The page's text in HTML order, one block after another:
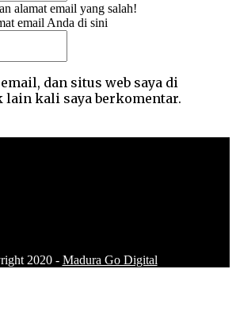
alamat email yang salah!
email Anda di sini
dan situs web saya di
kali saya berkomentar.
2020 - Madura Go Digital